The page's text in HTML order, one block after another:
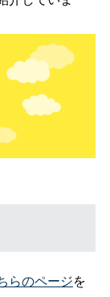
らのページを